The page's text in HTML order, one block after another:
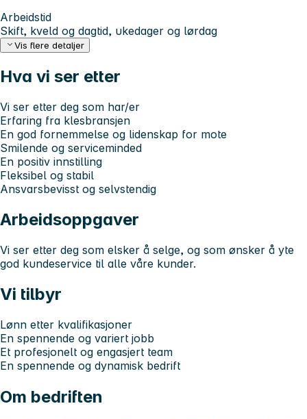
Arbeidstid
Skift, kveld og dagtid, ukedager og lørdag
Vis flere detaljer
Hva vi ser etter
Vi ser etter deg som har/er
Erfaring fra klesbransjen
En god fornemmelse og lidenskap for mote
Smilende og serviceminded
En positiv innstilling
Fleksibel og stabil
Ansvarsbevisst og selvstendig
Arbeidsoppgaver
Vi ser etter deg som elsker å selge, og som ønsker å yte
god kundeservice til alle våre kunder.
Vi tilbyr
Lønn etter kvalifikasjoner
En spennende og variert jobb
Et profesjonelt og engasjert team
En spennende og dynamisk bedrift
Om bedriften